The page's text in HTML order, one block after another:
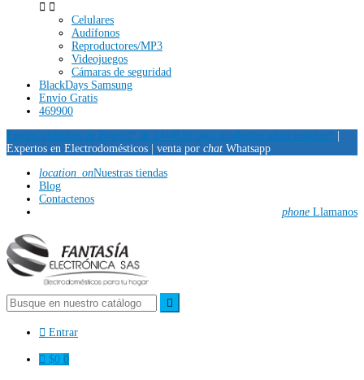
 
Celulares
Audífonos
Reproductores/MP3
Videojuegos
Cámaras de seguridad
BlackDays Samsung
Envío Gratis
469900
Envíos gratuitos en Bogotá* de 24/48 hr para productos seleccionados*
Expertos en Electrodomésticos |
venta por chat Whatsapp
location_onNuestras tiendas
Blog
Contactenos
phone Llamanos

 Entrar
 $0 0